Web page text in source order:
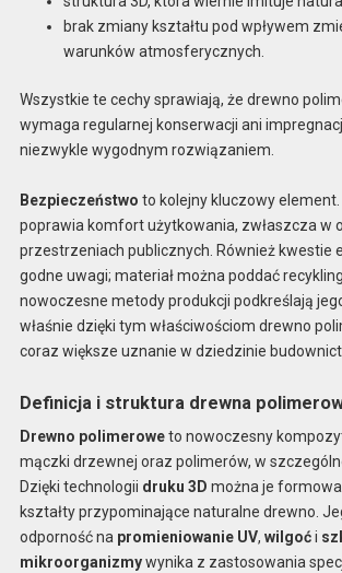
brak zmiany kształtu pod wpływem
warunków atmosferycznych.
Wszystkie te cechy sprawiają, że drewno
wymaga regularnej konserwacji ani
niezwykle wygodnym rozwiązaniem.
Bezpieczeństwo to kolejny kluczowy
poprawia komfort użytkowania, zwłaszcza w
przestrzeniach publicznych. Również kwestie
godne uwagi; materiał można poddać
nowoczesne metody produkcji podkreślają
właśnie dzięki tym właściwościom drewno
coraz większe uznanie w dziedzinie
Definicja i struktura drewna
Drewno polimeroweto nowoczesny
mączki drzewnej oraz polimerów, w
Dzięki technologii druku 3D można je
kształty przypominające naturalne drewno.
odporność na promieniowanie UV, wilgoći
mikroorganizmywynika z zastosowania